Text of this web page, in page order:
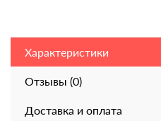
Характеристики
Отзывы (0)
Доставка и оплата